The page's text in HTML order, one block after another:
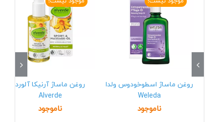
روغن ماساژ اسطوخودوس ولدا
Weleda
ناموجود
روغن ماساژ آرنیکا آلورد
Alverde
ناموجود